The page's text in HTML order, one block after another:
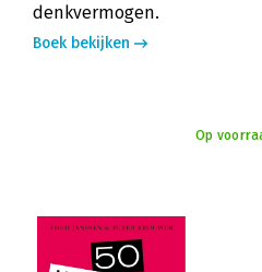
denkvermogen.
Boek bekijken
Op